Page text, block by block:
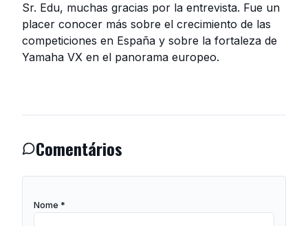
Sr. Edu, muchas gracias por la entrevista. Fue un
placer conocer más sobre el crecimiento de las
competiciones en España y sobre la fortaleza de
Yamaha VX en el panorama europeo.
Comentários
Nome *